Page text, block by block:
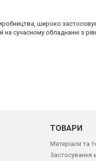
широко
сучасному обладнанні з
ТОВАРИ
Матеріали та
Застосування